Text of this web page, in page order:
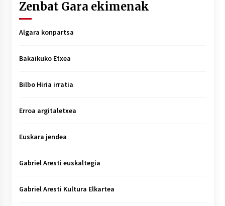
Zenbat Gara ekimenak
Algara konpartsa
Bakaikuko Etxea
Bilbo Hiria irratia
Erroa argitaletxea
Euskara jendea
Gabriel Aresti euskaltegia
Gabriel Aresti Kultura Elkartea